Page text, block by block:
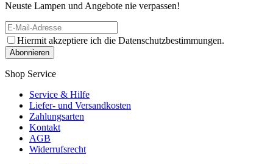
Neuste Lampen und Angebote nie verpassen!
Hiermit akzeptiere ich die Datenschutzbestimmungen.
Shop Service
Service & Hilfe
Liefer- und Versandkosten
Zahlungsarten
Kontakt
AGB
Widerrufsrecht